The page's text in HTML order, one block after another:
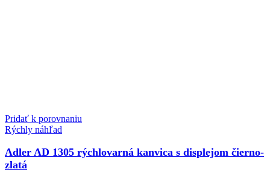
Pridať k porovnaniu
Rýchly náhľad
Adler AD 1305 rýchlovarná kanvica s displejom čierno-
zlatá